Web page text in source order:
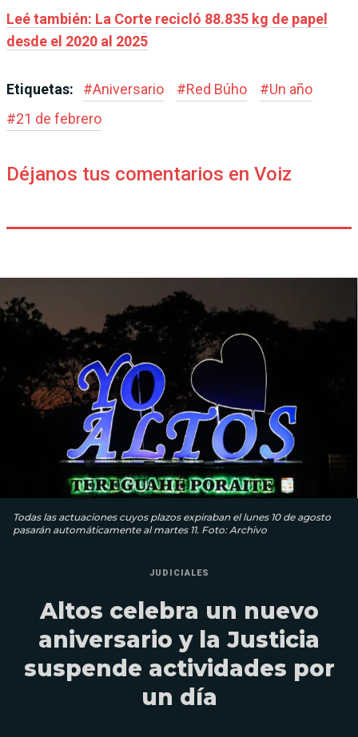
Leé también: La Corte recicló 88.835 kg de papel
desde el 2020 al 2025
Etiquetas: #Aniversario #Red Búho #Un año
#21 de febrero
Déjanos tus comentarios en Voiz
Todas las actuaciones cuyos plazos expiraban el lunes 10 de agosto
pasarán automáticamente al martes 11. Foto: Archivo
JUDICIALES
Altos celebra un nuevo
aniversario y la Justicia
suspende actividades por
un día